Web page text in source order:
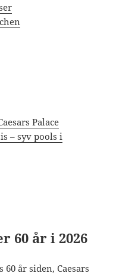
Palace
– syv pools i
60 år i 2026
år siden, Caesars